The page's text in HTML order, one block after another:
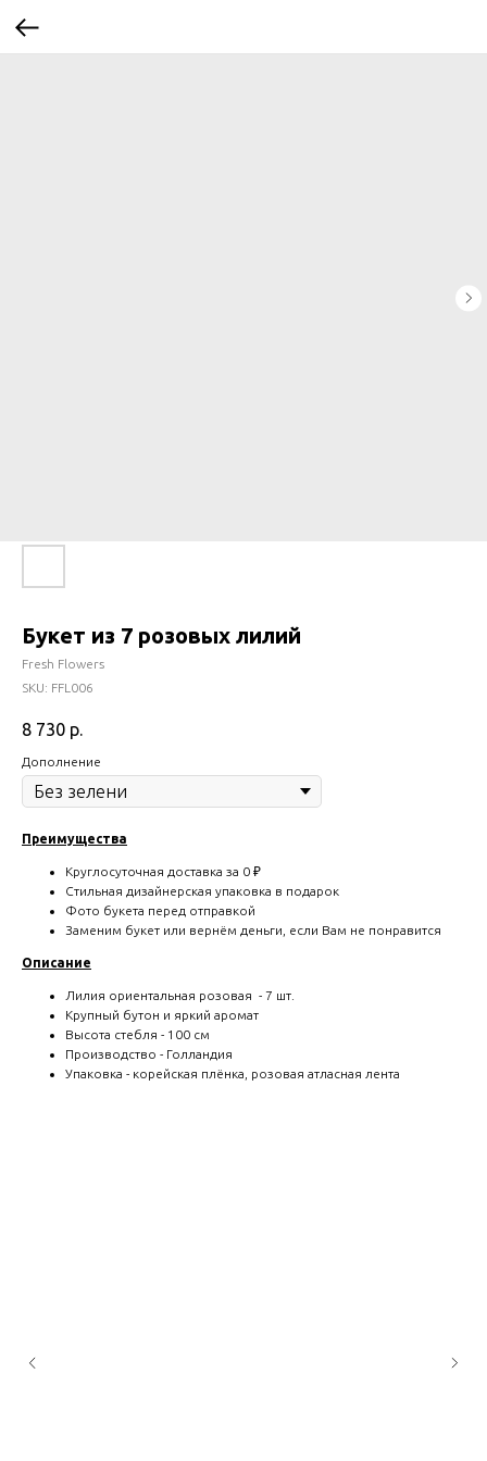
Букет из 7 розовых лилий
Fresh Flowers
SKU: FFL006
8 730 р.
Дополнение
Преимущества
Круглосуточная доставка за 0 ₽
Стильная дизайнерская упаковка в подарок
Фото букета перед отправкой
Заменим букет или вернём деньги, если Вам не понравится
Описание
Лилия ориентальная розовая - 7 шт.
Крупный бутон и яркий аромат
Высота стебля - 100 см
Производство - Голландия
Упаковка - корейская плёнка, розовая атласная лента